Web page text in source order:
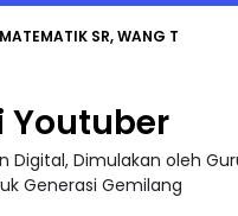
WANG TAHUN 6 OLEH CIKGU ANITA #ALLINONE #141 #...
Youtuber
Digital, Dimulakan oleh
Generasi Gemilang